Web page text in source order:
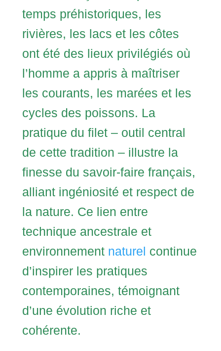
temps préhistoriques, les
rivières, les lacs et les côtes
ont été des lieux privilégiés où
l’homme a appris à maîtriser
les courants, les marées et les
cycles des poissons. La
pratique du filet – outil central
de cette tradition – illustre la
finesse du savoir-faire français,
alliant ingéniosité et respect de
la nature. Ce lien entre
technique ancestrale et
environnement naturel continue
d’inspirer les pratiques
contemporaines, témoignant
d’une évolution riche et
cohérente.